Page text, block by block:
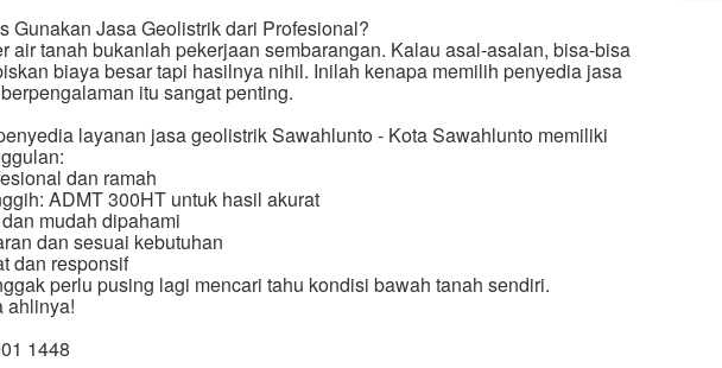
Gunakan Jasa Geolistrik dari Profesional?
air tanah bukanlah pekerjaan sembarangan. Kalau asal-asalan, bisa-bisa
biaya besar tapi hasilnya nihil. Inilah kenapa memilih penyedia jasa
itu sangat penting.
layanan jasa geolistrik Sawahlunto - Kota Sawahlunto memiliki
dan ramah
ADMT 300HT untuk hasil akurat
mudah dipahami
dan sesuai kebutuhan
dan responsif
perlu pusing lagi mencari tahu kondisi bawah tanah sendiri.
ahlinya!
1448